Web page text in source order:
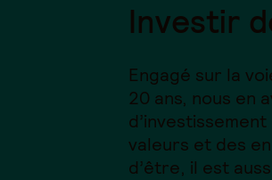
Investir
Engagé sur la
20 ans, nous en
valeurs et des
d’être, il est